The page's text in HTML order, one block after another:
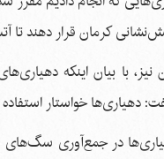
کرمان قرار دهند
نیز، با بیان اینکه
دهیاری‌ها خواستار
در جمع‌آوری سگ‌های